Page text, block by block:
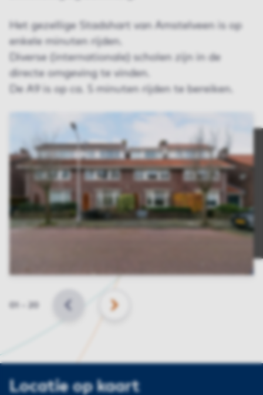
Het gezellige Stadshart van Amstelveen is op
enkele minuten rijden.
Diverse (internationale) scholen zijn in de
directe omgeving te vinden.
De A9 is op ca. 5 minuten rijden te bereiken.
Slide
VORIGE VOLGENDE
Locatie op kaart